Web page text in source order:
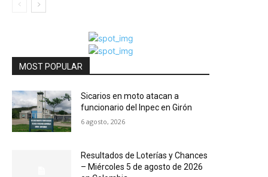
MOST POPULAR
Sicarios en moto atacan a
funcionario del Inpec en Girón
6 agosto, 2026
Resultados de Loterías y Chances
– Miércoles 5 de agosto de 2026